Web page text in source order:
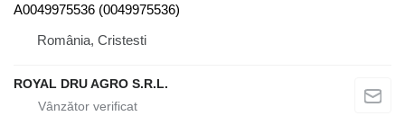
A0049975536 (0049975536)
România, Cristesti
ROYAL DRU AGRO S.R.L.